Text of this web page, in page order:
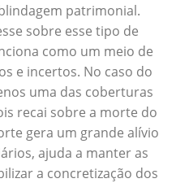
patrimonial.
sobre esse tipo de
como um meio de
e incertos. No caso do
uma das coberturas
recai sobre a morte do
gera um grande alívio
ajuda a manter as
a concretização dos